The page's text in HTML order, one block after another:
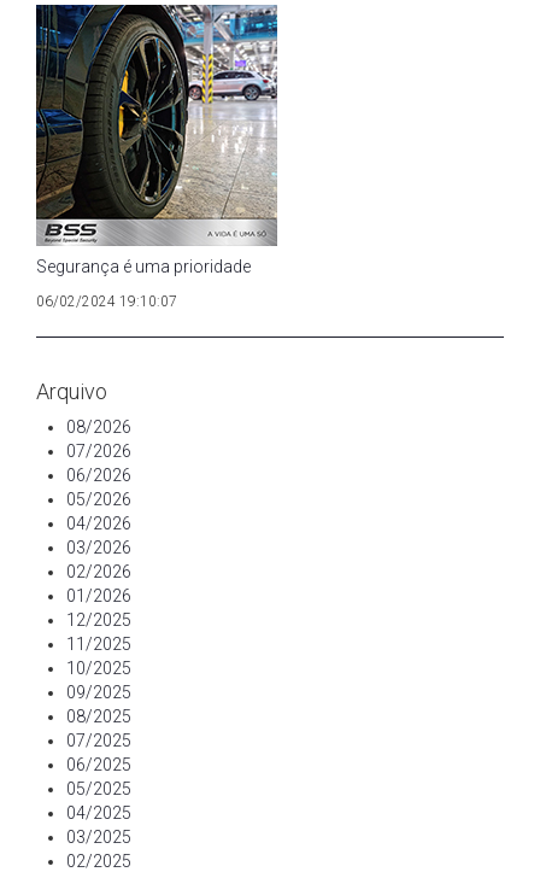
Segurança é uma prioridade
06/02/2024 19:10:07
Arquivo
08/2026
07/2026
06/2026
05/2026
04/2026
03/2026
02/2026
01/2026
12/2025
11/2025
10/2025
09/2025
08/2025
07/2025
06/2025
05/2025
04/2025
03/2025
02/2025